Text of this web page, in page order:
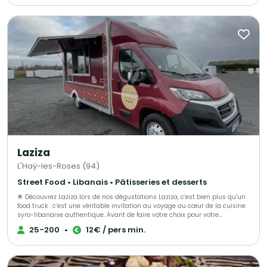
Laziza
L'Haÿ-les-Roses (94)
Street Food • Libanais • Pâtisseries et desserts
🌟 Découvrez Laziza lors de nos dégustations Laziza, c’est bien plus qu’un
food truck : c’est une véritable invitation au voyage au cœur de la cuisine
syro-libanaise authentique. Avant de faire votre choix pour votre
événement, nous vous proposons de vivre l’expérience Laziza lors de nos
dégustations sur rendez-vous. Un moment privilégié pour découvrir notre
vous pourrez savourer : 🥙 Chawarma généreux et parfumé 🍢 Chich taouk
25-200 • 12€ / pers min.